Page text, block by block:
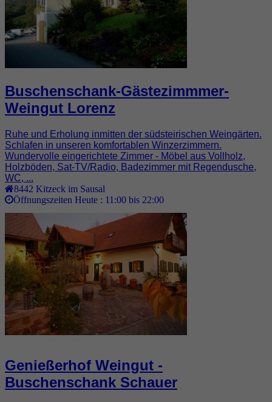
Buschenschank-Gästezimmmer-
Weingut Lorenz
Ruhe und Erholung inmitten der südsteirischen Weingärten.
Schlafen in unseren komfortablen Winzerzimmern.
Wundervolle eingerichtete Zimmer - Möbel aus Vollholz,
Holzböden, Sat-TV/Radio, Badezimmer mit Regendusche,
WC, ...
8442 Kitzeck im Sausal
Öffnungszeiten Heute : 11:00 bis 22:00
Genießerhof Weingut -
Buschenschank Schauer